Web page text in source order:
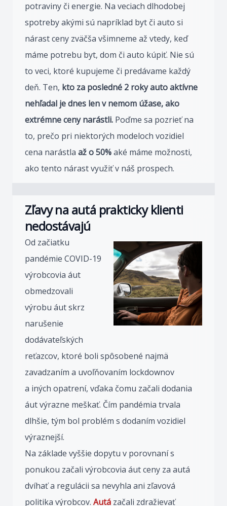
potraviny či energie. Na veciach dlhodobej
spotreby akými sú napríklad byt či auto si
nárast ceny zväčša všimneme až vtedy, keď
máme potrebu byt, dom či auto kúpiť. Nie sú
to veci, ktoré kupujeme či predávame každý
deň. Ten, kto za posledné 2 roky auto aktívne
nehľadal je dnes len v nemom úžase, ako
extrémne ceny narástli. Poďme sa pozrieť na
to, prečo pri niektorých modeloch vozidiel
cena narástla až o 50%aké máme možnosti,
ako tento nárast využiť v náš prospech.
Zľavy na autá prakticky klienti
nedostávajú
Od začiatku
pandémie COVID-19
výrobcovia áut
obmedzovali
výrobu áut skrz
narušenie
dodávateľských
reťazcov, ktoré boli spôsobené najmä
zavadzaním a uvoľňovaním lockdownov
a iných opatrení, vďaka čomu začali dodania
áut výrazne meškať. Čím pandémia trvala
dlhšie, tým bol problém s dodaním vozidiel
výraznejší.
Na základe vyššie dopytu v porovnaní s
ponukou začali výrobcovia áut ceny za autá
dvíhať a regulácii sa nevyhla ani zľavová
politika výrobcov. Autá začali zdražievať